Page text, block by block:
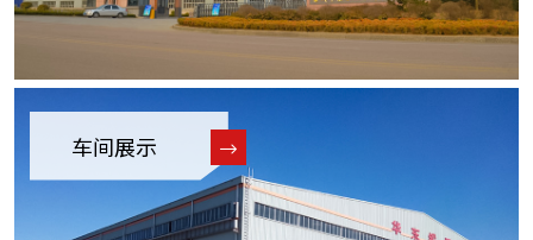
车间展示